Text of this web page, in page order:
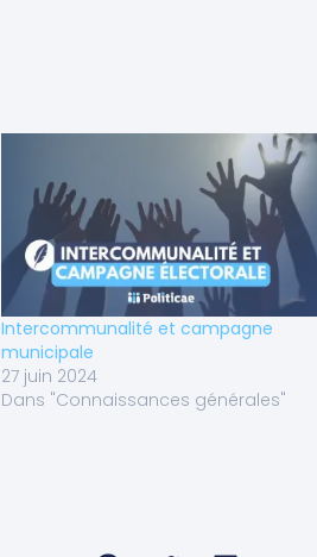
Intercommunalité et campagne
municipale
27 juin 2024
Dans "Connaissances générales"